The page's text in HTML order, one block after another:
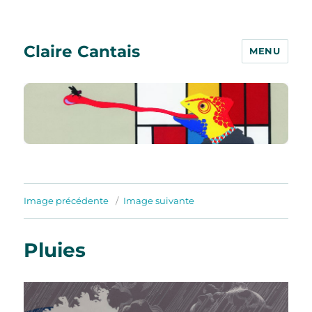
Claire Cantais MENU
Image précédente Image suivante
Pluies